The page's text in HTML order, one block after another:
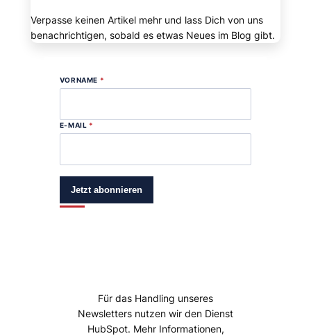
Verpasse keinen Artikel mehr und lass Dich von uns
benachrichtigen, sobald es etwas Neues im Blog gibt.
VORNAME *
E-MAIL *
Jetzt abonnieren
Für das Handling unseres
Newsletters nutzen wir den Dienst
HubSpot. Mehr Informationen,